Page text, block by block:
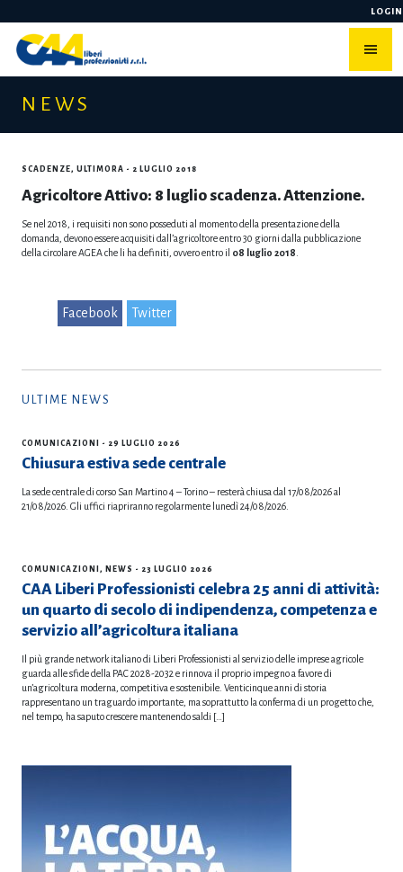
to
content
LOGIN
NEWS
SCADENZE, ULTIMORA - 2 LUGLIO 2018
Agricoltore Attivo: 8 luglio scadenza. Attenzione.
Se nel 2018, i requisiti non sono posseduti al momento della presentazione della
domanda, devono essere acquisiti dall’agricoltore entro 30 giorni dalla pubblicazione
della circolare AGEA che li ha definiti, ovvero entro il 08 luglio 2018
Facebook Twitter
ULTIME NEWS
COMUNICAZIONI - 29 LUGLIO 2026
Chiusura estiva sede centrale
La sede centrale di corso San Martino 4 – Torino – resterà chiusa dal 17/08/2026 al
21/08/2026. Gli uffici riapriranno regolarmente lunedì 24/08/2026.
COMUNICAZIONI , NEWS - 23 LUGLIO 2026
CAA Liberi Professionisti celebra 25 anni di attività:
un quarto di secolo di indipendenza, competenza e
servizio all’agricoltura italiana
Il più grande network italiano di Liberi Professionisti al servizio delle imprese agricole
guarda alle sfide della PAC 2028-2032 e rinnova il proprio impegno a favore di
un’agricoltura moderna, competitiva e sostenibile. Venticinque anni di storia
rappresentano un traguardo importante, ma soprattutto la conferma di un progetto che,
nel tempo, ha saputo crescere mantenendo saldi […]